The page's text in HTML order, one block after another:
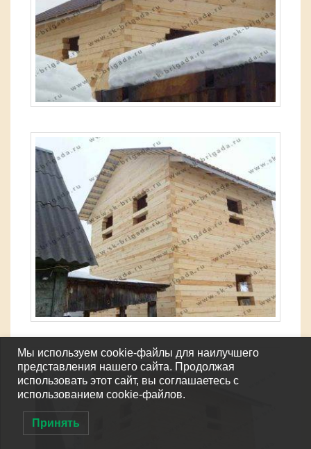
Мы используем cookie-файлы для наилучшего
представления нашего сайта. Продолжая
использовать этот сайт, вы соглашаетесь с
использованием cookie-файлов.
Принять